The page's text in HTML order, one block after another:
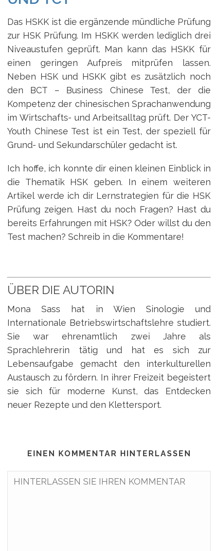
Das HSKK ist die ergänzende mündliche Prüfung
zur HSK Prüfung. Im HSKK werden lediglich drei
Niveaustufen geprüft. Man kann das HSKK für
einen geringen Aufpreis mitprüfen lassen.
Neben HSK und HSKK gibt es zusätzlich noch
den BCT – Business Chinese Test, der die
Kompetenz der chinesischen Sprachanwendung
im Wirtschafts- und Arbeitsalltag prüft. Der YCT-
Youth Chinese Test ist ein Test, der speziell für
Grund- und Sekundarschüler gedacht ist.
Ich hoffe, ich konnte dir einen kleinen Einblick in
die Thematik HSK geben. In einem weiteren
Artikel werde ich dir Lernstrategien für die HSK
Prüfung zeigen. Hast du noch Fragen? Hast du
bereits Erfahrungen mit HSK? Oder willst du den
Test machen? Schreib in die Kommentare!
ÜBER DIE AUTORIN
Mona Sass hat in Wien Sinologie und
Internationale Betriebswirtschaftslehre studiert.
Sie war ehrenamtlich zwei Jahre als
Sprachlehrerin tätig und hat es sich zur
Lebensaufgabe gemacht den interkulturellen
Austausch zu fördern. In ihrer Freizeit begeistert
sie sich für moderne Kunst, das Entdecken
neuer Rezepte und den Klettersport.
EINEN KOMMENTAR HINTERLASSEN